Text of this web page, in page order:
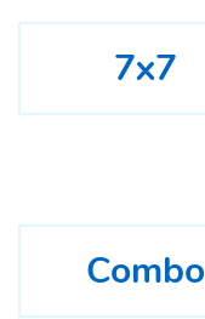
7x7
Combo